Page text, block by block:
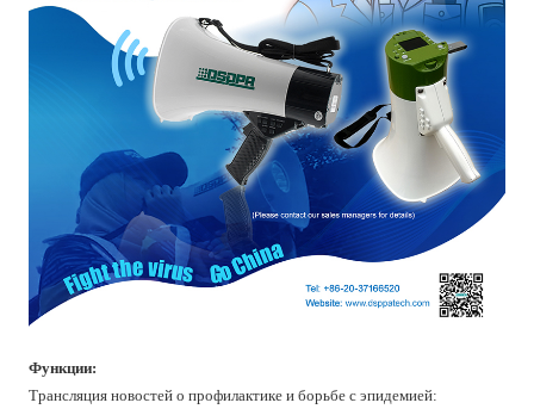
Функции:
Трансляция новостей о профилактике и борьбе с эпидемией: